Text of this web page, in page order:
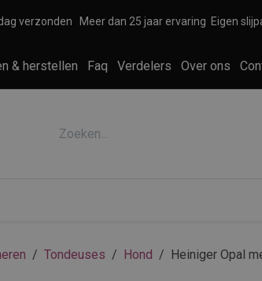
verzonden Meer dan 25 jaar ervaring Eigen
& herstellen Faq Verdelers Over ons
Tondeuses Hond Heiniger Opal